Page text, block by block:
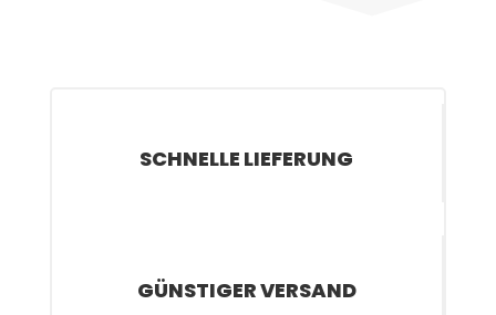
SCHNELLE LIEFERUNG
GÜNSTIGER VERSAND